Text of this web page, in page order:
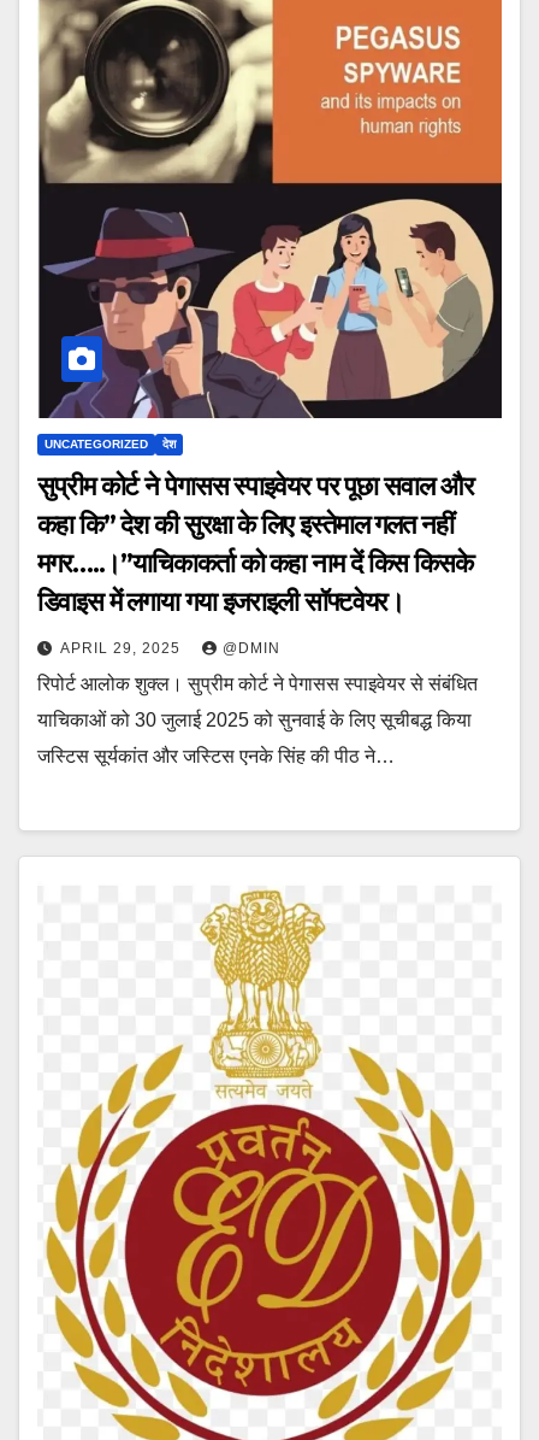
UNCATEGORIZED देश
सुप्रीम कोर्ट ने पेगासस स्पाइवेयर पर पूछा सवाल और
कहा कि” देश की सुरक्षा के लिए इस्तेमाल गलत नहीं
मगर…..।”याचिकाकर्ता को कहा नाम दें किस किसके
डिवाइस में लगाया गया इजराइली सॉफ्टवेयर।
APRIL 29, 2025 @DMIN
रिपोर्ट आलोक शुक्ल। सुप्रीम कोर्ट ने पेगासस स्पाइवेयर से संबंधित
याचिकाओं को 30 जुलाई 2025 को सुनवाई के लिए सूचीबद्ध किया
जस्टिस सूर्यकांत और जस्टिस एनके सिंह की पीठ ने…